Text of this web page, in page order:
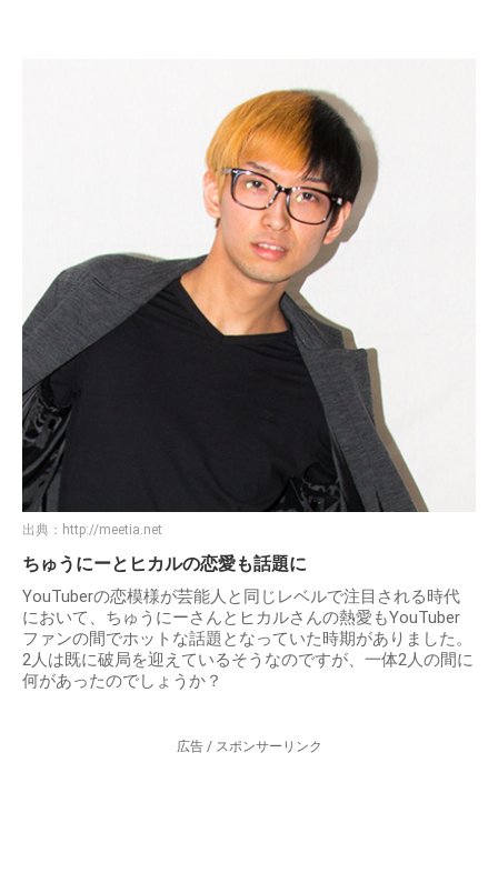
出典： http://meetia.net
ちゅうにーとヒカルの恋愛も話題に
YouTuberの恋模様が芸能人と同じレベルで注目される時代
において、ちゅうにーさんとヒカルさんの熱愛もYouTuber
ファンの間でホットな話題となっていた時期がありました。
2人は既に破局を迎えているそうなのですが、一体2人の間に
何があったのでしょうか？
広告 / スポンサーリンク